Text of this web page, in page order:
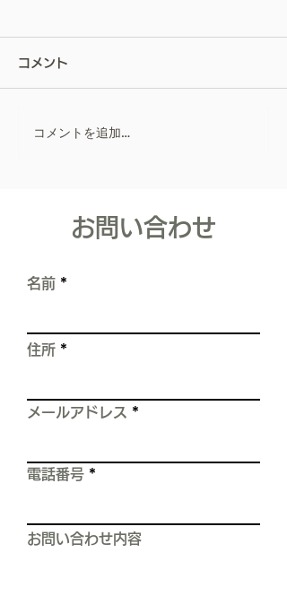
が屋根カバー工法を勧め
る理由ー
人としての裏話 ― こんにち
す。 長くなりますが、私の
職人としての経験をお話しし
屋根の塗装工事をしていた時
る、 住まいの中でとても重
――
コメント
コメントを追加…
​お問い合わせ
名前
住所
メールアドレス
電話番号
お問い合わせ内容